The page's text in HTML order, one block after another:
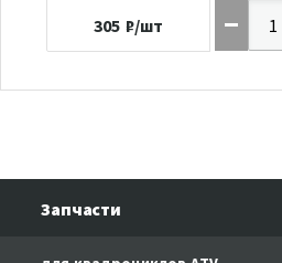
305 ₽/шт
Запчасти